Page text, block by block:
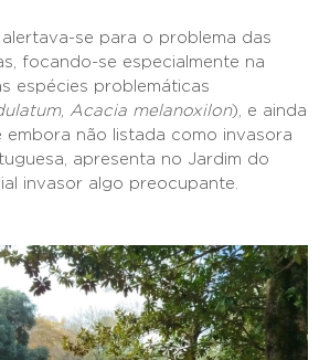
alertava-se para o problema das
focando-se especialmente na
espécies problemáticas
, Acacia melanoxilon), e ainda
embora não listada como invasora
apresenta no Jardim do
invasor algo preocupante.